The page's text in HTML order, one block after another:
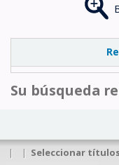
Su búsqueda
| | Seleccionar